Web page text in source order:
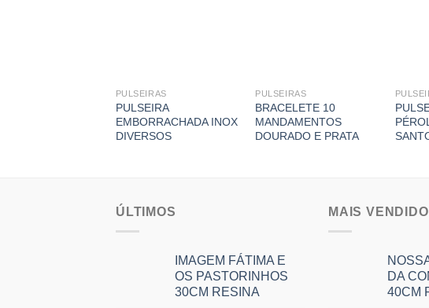
PULSEIRAS
PULSEIRA
EMBORRACHADA INOX
DIVERSOS
PULSEIRAS
BRACELETE 10
MANDAMENTOS
DOURADO E PRATA
ÚLTIMOS
IMAGEM FÁTIMA E
OS PASTORINHOS
30CM RESINA
MAIS
DA
40CM